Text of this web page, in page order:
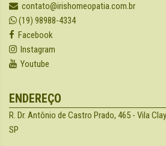
contato@irishomeopatia.com.br
(19) 98988-4334
Facebook
Instagram
Youtube
ENDEREÇO
R. Dr. Antônio de Castro Prado, 465 - Vila
SP